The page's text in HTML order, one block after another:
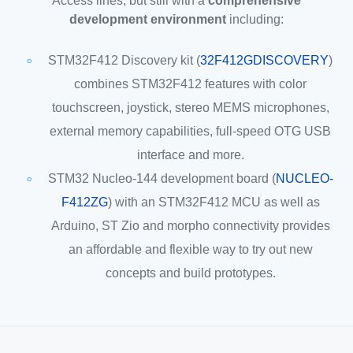
development environment including:
STM32F412 Discovery kit (32F412GDISCOVERY)
combines STM32F412 features with color
touchscreen, joystick, stereo MEMS microphones,
external memory capabilities, full-speed OTG USB
interface and more.
STM32 Nucleo-144 development board (NUCLEO-
F412ZG) with an STM32F412 MCU as well as
Arduino, ST Zio and morpho connectivity provides
an affordable and flexible way to try out new
concepts and build prototypes.